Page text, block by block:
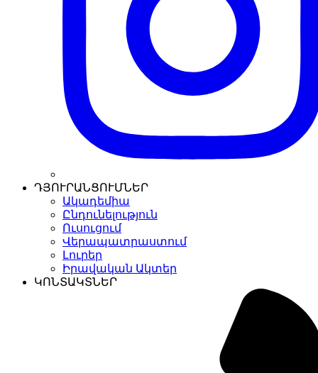
ԴՅՈՒՐԱՆՑՈՒՄՆԵՐ
Ակադեմիա
Ընդունելություն
Ուսուցում
Վերապատրաստում
Լուրեր
Իրավական Ակտեր
ԿՈՆՏԱԿՏՆԵՐ